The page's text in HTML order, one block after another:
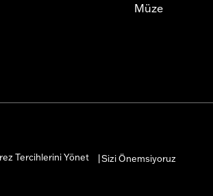
Müze
Tercihlerini Yönet Sizi Önemsiyoruz